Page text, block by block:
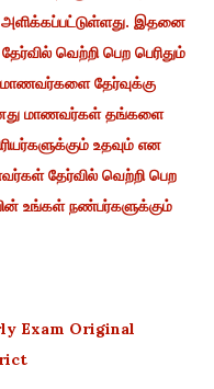
இதனை
வெற்றி பெற பெரிதும்
தேர்வுக்கு
மாணவர்கள் தங்களை
உதவும் என
தேர்வில் வெற்றி பெற
உங்கள் நண்பர்களுக்கும்
Exam Original